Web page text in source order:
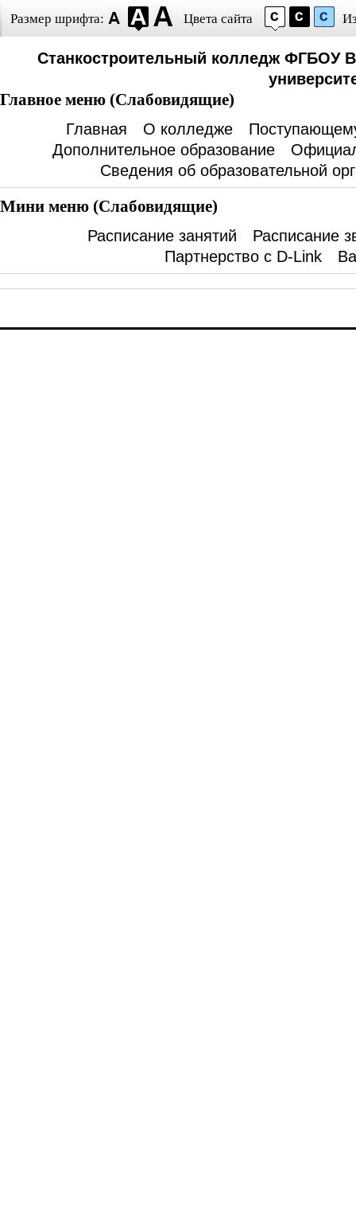
Размер шрифта: Цвета сайта
Станкостроительный колледж ФГБОУ
Главное меню (Слабовидящие)
Главная О колледже
Дополнительное образование
Сведения об образовательной
Мини меню (Слабовидящие)
Расписание занятий
Расписание
Партнерство с D-Link